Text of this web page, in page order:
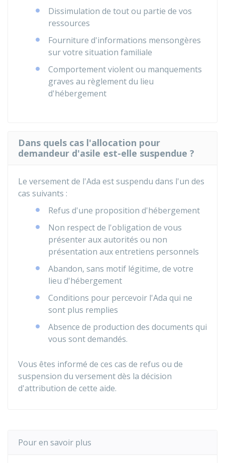
Dissimulation de tout ou partie de vos
ressources
Fourniture d'informations mensongères
sur votre situation familiale
Comportement violent ou manquements
graves au règlement du lieu
d'hébergement
Dans quels cas l'allocation pour
demandeur d'asile est-elle suspendue ?
Le versement de l'Ada est suspendu dans l'un des
cas suivants :
Refus d'une proposition d'hébergement
Non respect de l'obligation de vous
présenter aux autorités ou non
présentation aux entretiens personnels
Abandon, sans motif légitime, de votre
lieu d'hébergement
Conditions pour percevoir l'Ada qui ne
sont plus remplies
Absence de production des documents qui
vous sont demandés.
Vous êtes informé de ces cas de refus ou de
suspension du versement dès la décision
d'attribution de cette aide.
Pour en savoir plus